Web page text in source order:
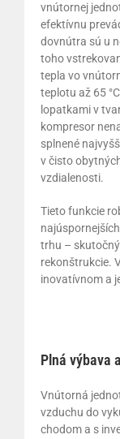
vnútornej
efektívnu
dovnútra sú u
toho
tepla vo
teplotu až 65
lopatkami v
kompresor
splnené
v čisto
vzdialenosti.
Tieto funkcie
trhu –
rekonštrukcie.
inovatívnom a
Plná výbava
Vnútorná
vzduchu do
chodom a s